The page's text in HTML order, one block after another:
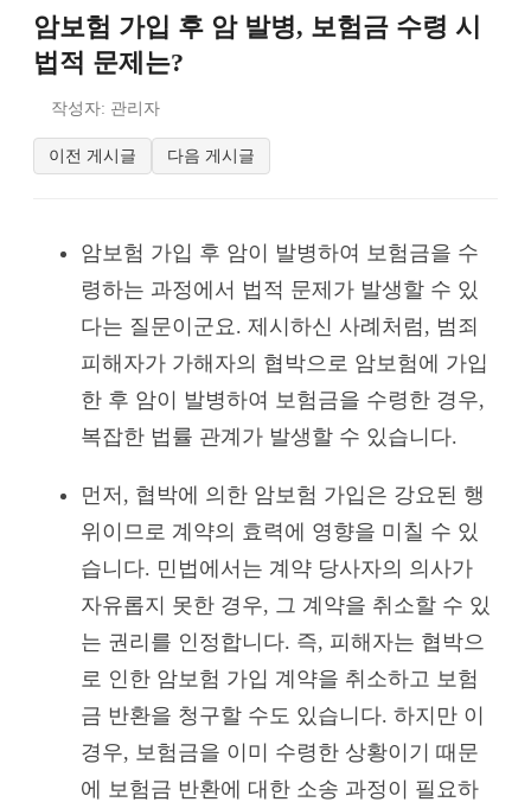
암보험 가입 후 암 발병, 보험금 수령 시
법적 문제는?
작성자: 관리자
이전 게시글 다음 게시글
암보험 가입 후 암이 발병하여 보험금을 수
령하는 과정에서 법적 문제가 발생할 수 있
다는 질문이군요. 제시하신 사례처럼, 범죄
피해자가 가해자의 협박으로 암보험에 가입
한 후 암이 발병하여 보험금을 수령한 경우,
복잡한 법률 관계가 발생할 수 있습니다.
먼저, 협박에 의한 암보험 가입은 강요된 행
위이므로 계약의 효력에 영향을 미칠 수 있
습니다. 민법에서는 계약 당사자의 의사가
자유롭지 못한 경우, 그 계약을 취소할 수 있
는 권리를 인정합니다. 즉, 피해자는 협박으
로 인한 암보험 가입 계약을 취소하고 보험
금 반환을 청구할 수도 있습니다. 하지만 이
경우, 보험금을 이미 수령한 상황이기 때문
에 보험금 반환에 대한 소송 과정이 필요하